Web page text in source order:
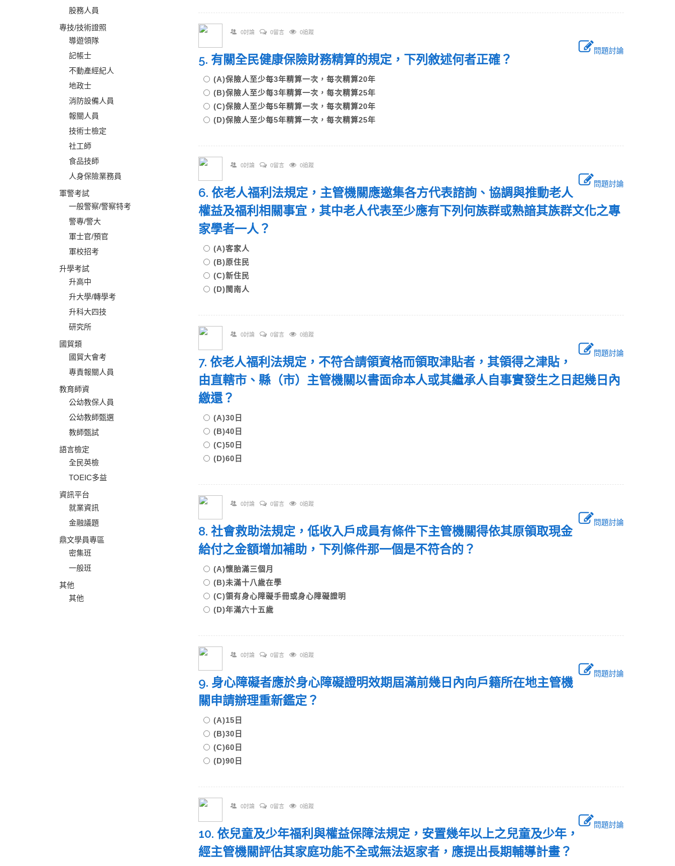
股務人員
專技/技術證照
導遊領隊
記帳士
不動產經紀人
地政士
消防設備人員
報關人員
技術士檢定
社工師
食品技師
人身保險業務員
軍警考試
一般警察/警察特考
警專/警大
軍士官/預官
軍校招考
升學考試
升高中
升大學/轉學考
升科大四技
研究所
國貿類
國貿大會考
專責報關人員
教育師資
公幼教保人員
公幼教師甄選
教師甄試
語言檢定
全民英檢
TOEIC多益
資訊平台
就業資訊
金融議題
鼎文學員專區
密集班
一般班
其他
其他
0討論 0留言 0追蹤
問題討論
5. 有關全民健康保險財務精算的規定，下列敘述何者正確？
(A)保險人至少每3年精算一次，每次精算20年
(B)保險人至少每3年精算一次，每次精算25年
(C)保險人至少每5年精算一次，每次精算20年
(D)保險人至少每5年精算一次，每次精算25年
0討論 0留言 0追蹤
問題討論
6. 依老人福利法規定，主管機關應邀集各方代表諮詢、協調與推動老人
權益及福利相關事宜，其中老人代表至少應有下列何族群或熟諳其族群文化之專
家學者一人？
(A)客家人
(B)原住民
(C)新住民
(D)閩南人
0討論 0留言 0追蹤
問題討論
7. 依老人福利法規定，不符合請領資格而領取津貼者，其領得之津貼，
由直轄市、縣（市）主管機關以書面命本人或其繼承人自事實發生之日起幾日內
繳還？
(A)30日
(B)40日
(C)50日
(D)60日
0討論 0留言 0追蹤
問題討論
8. 社會救助法規定，低收入戶成員有條件下主管機關得依其原領取現金
給付之金額增加補助，下列條件那一個是不符合的？
(A)懷胎滿三個月
(B)未滿十八歲在學
(C)領有身心障礙手冊或身心障礙證明
(D)年滿六十五歲
0討論 0留言 0追蹤
問題討論
9. 身心障礙者應於身心障礙證明效期屆滿前幾日內向戶籍所在地主管機
關申請辦理重新鑑定？
(A)15日
(B)30日
(C)60日
(D)90日
0討論 0留言 0追蹤
問題討論
10. 依兒童及少年福利與權益保障法規定，安置幾年以上之兒童及少年，
經主管機關評估其家庭功能不全或無法返家者，應提出長期輔導計畫？